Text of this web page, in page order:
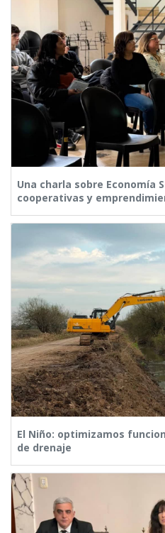
Una charla sobre Economía
cooperativas y
El Niño: optimizamos
de drenaje